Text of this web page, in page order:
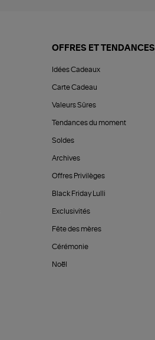
OFFRES ET TENDANCES
Idées Cadeaux
Carte Cadeau
Valeurs Sûres
Tendances du moment
Soldes
Archives
Offres Privilèges
Black Friday Lulli
Exclusivités
Fête des mères
Cérémonie
Noël